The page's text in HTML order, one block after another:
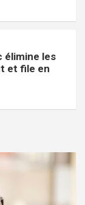
élimine les
et file en